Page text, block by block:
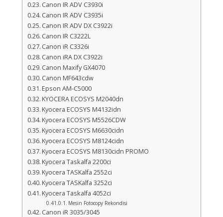
Canon IR ADV C3930i
Canon IR ADV C3935i
Canon IR ADV DX C3922i
Canon IR C3222L
Canon iR C3326i
Canon iRA DX C3922i
Canon Maxify GX4070
Canon MF643cdw
Epson AM-C5000
KYOCERA ECOSYS M2040dn
Kyocera ECOSYS M4132idn
Kyocera ECOSYS M5526CDW
Kyocera ECOSYS M6630cidn
Kyocera ECOSYS M8124cidn
Kyocera ECOSYS M8130cidn PROMO
Kyocera Taskalfa 2200ci
Kyocera TASKalfa 2552ci
Kyocera TASKalfa 3252ci
Kyocera Taskalfa 4052ci
Mesin Fotocopy Rekondisi
Canon iR 3035/3045